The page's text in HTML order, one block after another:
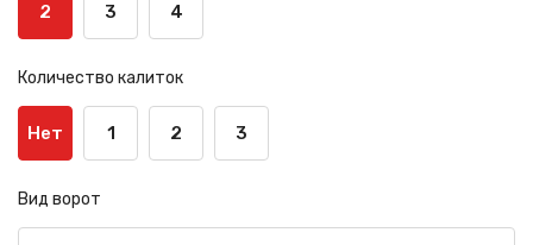
2 3 4
Количество калиток
Нет 1 2 3
Вид ворот